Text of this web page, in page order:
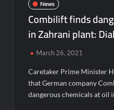
News
Combilift finds
in Zahrani plant:
March 26, 2021
Caretaker Prime Minister
that German company
dangerous chemicals at oil